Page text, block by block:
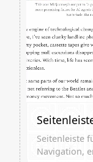
Seitenleiste
Navigation,